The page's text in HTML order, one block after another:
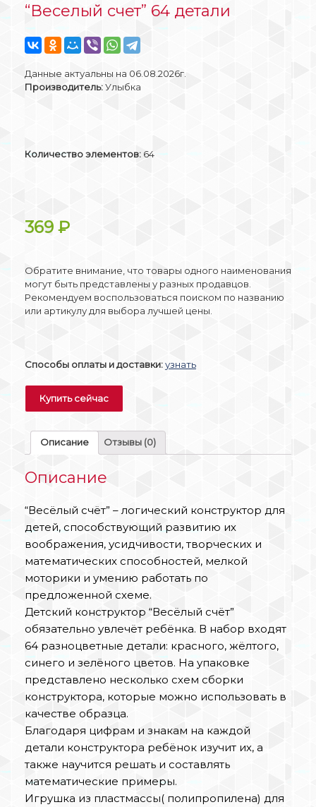
“Веселый счет” 64 детали
Данные актуальны на 06.08.2026г.
Производитель:Улыбка
Количество элементов: 64
369 ₽
Обратите внимание, что товары одного наименования
могут быть представлены у разных продавцов.
Рекомендуем воспользоваться поиском по названию
или артикулу для выбора лучшей цены.
Способы оплаты и доставки:узнать
Купить сейчас
Описание Отзывы (0)
Описание
“Весёлый счёт” – логический конструктор для
детей, способствующий развитию их
воображения, усидчивости, творческих и
математических способностей, мелкой
моторики и умению работать по
предложенной схеме.
Детский конструктор “Весёлый счёт”
обязательно увлечёт ребёнка. В набор входят
64 разноцветные детали: красного, жёлтого,
синего и зелёного цветов. На упаковке
представлено несколько схем сборки
конструктора, которые можно использовать в
качестве образца.
Благодаря цифрам и знакам на каждой
детали конструктора ребёнок изучит их, а
также научится решать и составлять
математические примеры.
Игрушка из пластмассы( полипропилена) для